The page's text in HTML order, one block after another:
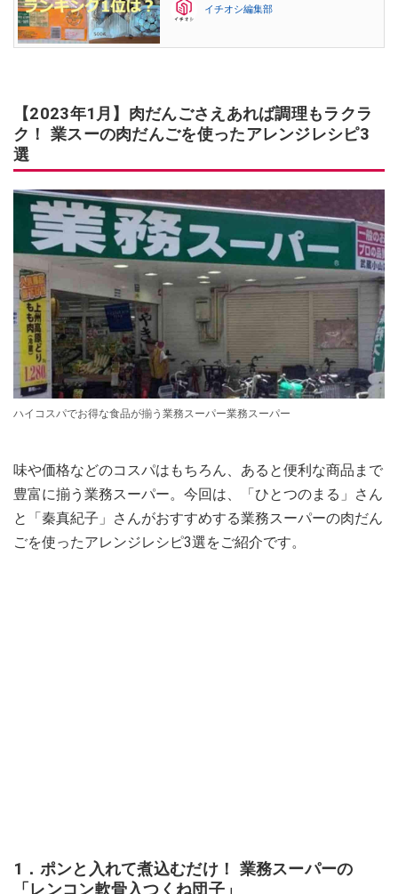
イチオシ編集部
【2023年1月】肉だんごさえあれば調理もラクラ
ク！ 業スーの肉だんごを使ったアレンジレシピ3
選
ハイコスパでお得な食品が揃う業務スーパー業務スーパー
味や価格などのコスパはもちろん、あると便利な商品まで
豊富に揃う業務スーパー。今回は、「ひとつのまる」さん
と「秦真紀子」さんがおすすめする業務スーパーの肉だん
ごを使ったアレンジレシピ3選をご紹介です。
1．ポンと入れて煮込むだけ！ 業務スーパーの
「レンコン軟骨入つくね団子」